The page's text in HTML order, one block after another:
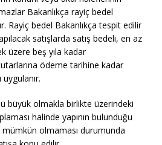
Bakanlıkça rayiç bedel
Rayiç bedel Bakanlıkça tespit edilir
satışlarda satış bedeli, en az
üzere beş yıla kadar
ödeme tarihine kadar
uygulanır.
büyük olmakla birlikte üzerindeki
halinde yapının bulunduğu
olmaması durumunda